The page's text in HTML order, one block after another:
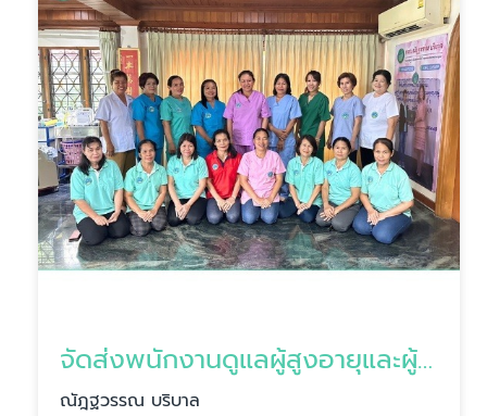
จัดส่งพนักงานดูแลผู้สูงอายุและผู้ป่วย
ณัฎฐวรรณ บริบาล